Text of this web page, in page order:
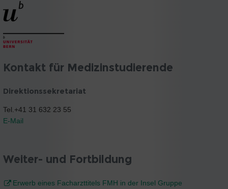
Kontakt für Medizinstudierende
Direktionssekretariat
Tel.+41 31 632 23 55
E-Mail
Weiter- und Fortbildung
Erwerb eines Facharzttitels FMH in der Insel Gruppe